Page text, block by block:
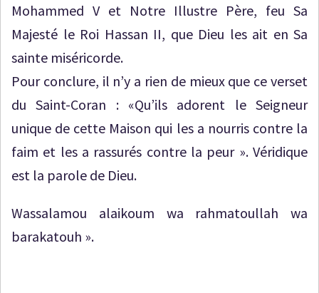
Mohammed V et Notre Illustre Père, feu Sa
Majesté le Roi Hassan II, que Dieu les ait en Sa
sainte miséricorde.
Pour conclure, il n’y a rien de mieux que ce verset
du Saint-Coran : «Qu’ils adorent le Seigneur
unique de cette Maison qui les a nourris contre la
faim et les a rassurés contre la peur ». Véridique
est la parole de Dieu.
Wassalamou alaikoum wa rahmatoullah wa
barakatouh ».